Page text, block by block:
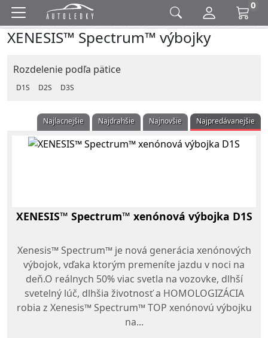
0
XENESIS™ Spectrum™ výbojky
Rozdelenie podľa pätice
D1S D2S D3S
Najlacnejšie Najdrahšie Najnovšie Najpredávanejšie
XENESIS™ Spectrum™ xenónová výbojka D1S
Xenesis™ Spectrum™ je nová generácia xenónových
výbojok, vďaka ktorým premeníte jazdu v noci na
deň.O reálnych 50% viac svetla na vozovke, dlhší
svetelný lúč, dlhšia životnosť a HOMOLOGIZÁCIA
robia z Xenesis™ Spectrum™ TOP xenónovú výbojku
na...